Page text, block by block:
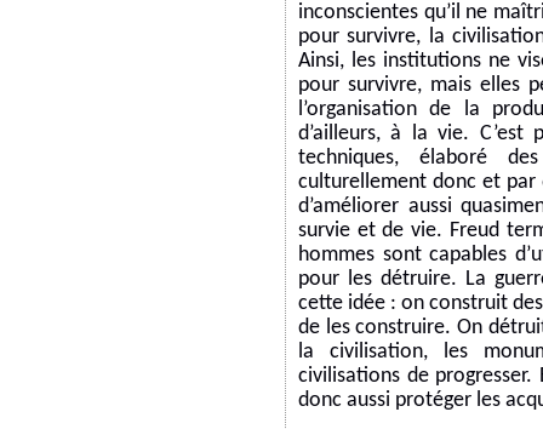
inconscientes qu’il ne
pour survivre, la
Ainsi, les institutions ne
pour survivre, mais elles
l’organisation de la
d’ailleurs, à la vie. C’est
techniques, élaboré
culturellement donc et par
d’améliorer aussi
survie et de vie. Freud
hommes sont capables
pour les détruire. La
cette idée : on construit
de les construire. On
la civilisation, les
civilisations de progresser.
donc aussi protéger les